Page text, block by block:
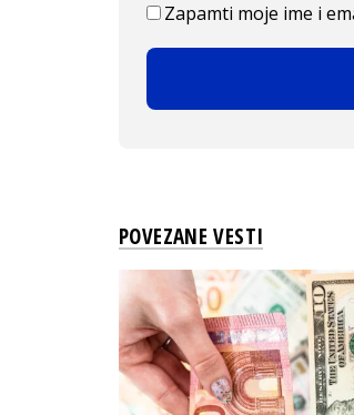
Zapamti moje ime i
POVEZANE VESTI